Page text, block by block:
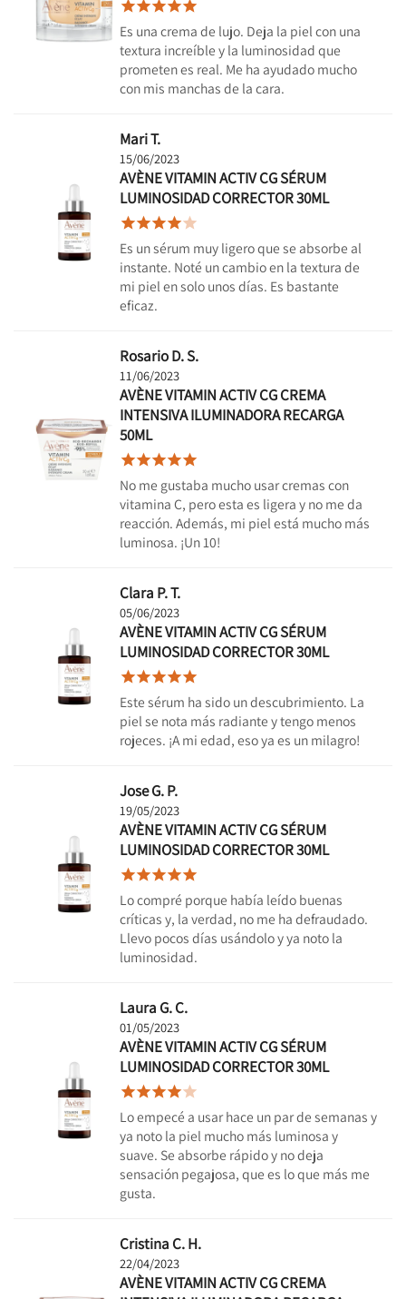

Es una crema de lujo. Deja la piel con una
textura increíble y la luminosidad que
prometen es real. Me ha ayudado mucho
con mis manchas de la cara.
Mari T.
15/06/2023
AVÈNE VITAMIN ACTIV CG SÉRUM
LUMINOSIDAD CORRECTOR 30ML

Es un sérum muy ligero que se absorbe al
instante. Noté un cambio en la textura de
mi piel en solo unos días. Es bastante
eficaz.
Rosario D. S.
11/06/2023
AVÈNE VITAMIN ACTIV CG CREMA
INTENSIVA ILUMINADORA RECARGA
50ML

No me gustaba mucho usar cremas con
vitamina C, pero esta es ligera y no me da
reacción. Además, mi piel está mucho más
luminosa. ¡Un 10!
Clara P. T.
05/06/2023
AVÈNE VITAMIN ACTIV CG SÉRUM
LUMINOSIDAD CORRECTOR 30ML

Este sérum ha sido un descubrimiento. La
piel se nota más radiante y tengo menos
rojeces. ¡A mi edad, eso ya es un milagro!
Jose G. P.
19/05/2023
AVÈNE VITAMIN ACTIV CG SÉRUM
LUMINOSIDAD CORRECTOR 30ML

Lo compré porque había leído buenas
críticas y, la verdad, no me ha defraudado.
Llevo pocos días usándolo y ya noto la
luminosidad.
Laura G. C.
01/05/2023
AVÈNE VITAMIN ACTIV CG SÉRUM
LUMINOSIDAD CORRECTOR 30ML

Lo empecé a usar hace un par de semanas y
ya noto la piel mucho más luminosa y
suave. Se absorbe rápido y no deja
sensación pegajosa, que es lo que más me
gusta.
Cristina C. H.
22/04/2023
AVÈNE VITAMIN ACTIV CG CREMA